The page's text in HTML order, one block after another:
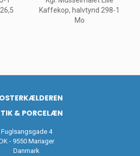
Kaffekop, halvtynd 298-1
Mo
& PORCELÆN
Fuglsangsgade 4
- 9550 Mariager
Danmark